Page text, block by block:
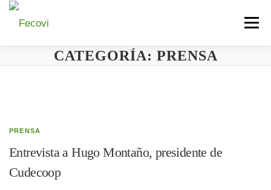
Saltar
Menú
CATEGORÍA: PRENSA
PRENSA
Entrevista a Hugo Montaño, presidente de
Cudecoop